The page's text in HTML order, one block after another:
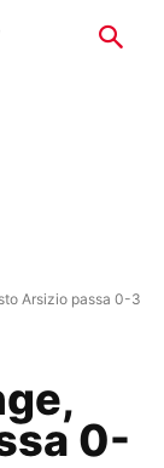
Arsizio passa 0-3
0-